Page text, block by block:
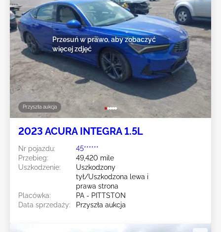
Przyszła aukcja
Przesuń w prawo, aby zobaczyć
więcej zdjęć
2023 ACURA INTEGRA 1.5L
Nr pojazdu:
45******
Przebieg:
49,420 mile
Uszkodzenie:
Uszkodzony
tył/Uszkodzona lewa i
prawa strona
Placówka:
PA - PITTSTON
Data sprzedaży:
Przyszła aukcja